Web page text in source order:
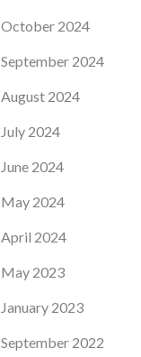
October 2024
September 2024
August 2024
July 2024
June 2024
May 2024
April 2024
May 2023
January 2023
September 2022